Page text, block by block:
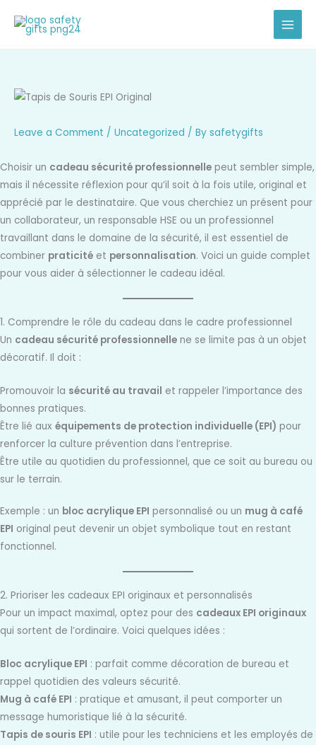
Leave a Comment / Uncategorized / By safetygifts
Choisir un cadeau sécurité professionnelle peut sembler simple,
mais il nécessite réflexion pour qu’il soit à la fois utile, original et
apprécié par le destinataire. Que vous cherchiez un présent pour
un collaborateur, un responsable HSE ou un professionnel
travaillant dans le domaine de la sécurité, il est essentiel de
combiner praticité et personnalisation. Voici un guide complet
pour vous aider à sélectionner le cadeau idéal.
1. Comprendre le rôle du cadeau dans le cadre professionnel
Un cadeau sécurité professionnelle ne se limite pas à un objet
décoratif. Il doit :
Promouvoir la sécurité au travail et rappeler l’importance des
bonnes pratiques.
Être lié aux équipements de protection individuelle (EPI) pour
renforcer la culture prévention dans l’entreprise.
Être utile au quotidien du professionnel, que ce soit au bureau ou
sur le terrain.
Exemple : un bloc acrylique EPI personnalisé ou un mug à café
EPI original peut devenir un objet symbolique tout en restant
fonctionnel.
2. Prioriser les cadeaux EPI originaux et personnalisés
Pour un impact maximal, optez pour des cadeaux EPI originaux
qui sortent de l’ordinaire. Voici quelques idées :
Bloc acrylique EPI : parfait comme décoration de bureau et
rappel quotidien des valeurs sécurité.
Mug à café EPI : pratique et amusant, il peut comporter un
message humoristique lié à la sécurité.
Tapis de souris EPI : utile pour les techniciens et les employés de